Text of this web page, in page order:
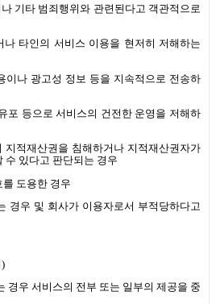
기타 범죄행위와 관련된다고 객관적으로
타인의 서비스 이용을 현저히 저해하는
나 광고성 정보 등을 지속적으로 전송하
포 등으로 서비스의 건전한 운영을 저해하
지적재산권을 침해하거나 지적재산권자가
수 있다고 판단되는 경우
도용한 경우
경우 및 회사가 이용자로서 부적당하다고
)
경우 서비스의 전부 또는 일부의 제공을 중